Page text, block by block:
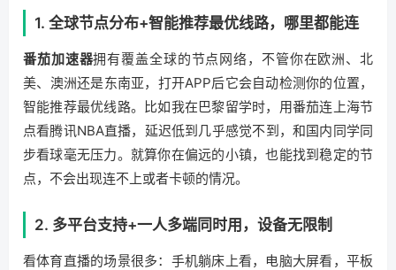
1. 全球节点分布+智能推荐最优线路，哪里都能连
番茄加速器拥有覆盖全球的节点网络，不管你在欧洲、北
美、澳洲还是东南亚，打开APP后它会自动检测你的位置，
智能推荐最优线路。比如我在巴黎留学时，用番茄连上海节
点看腾讯NBA直播，延迟低到几乎感觉不到，和国内同学同
步看球毫无压力。就算你在偏远的小镇，也能找到稳定的节
点，不会出现连不上或者卡顿的情况。
2. 多平台支持+一人多端同时用，设备无限制
看体育直播的场景很多：手机躺床上看，电脑大屏看，平板